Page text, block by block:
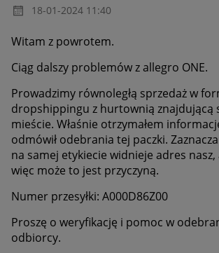
‎18-01-2024 11:40
Witam z powrotem.
Ciąg dalszy problemów z allegro ONE.
Prowadzimy równoległą sprzedaż w
dropshippingu z hurtownią znajdującą
mieście. Właśnie otrzymałem
odmówił odebrania tej paczki.
na samej etykiecie widnieje adres
więc może to jest przyczyną.
Numer przesyłki: A000D86Z00
Proszę o weryfikację i pomoc w
odbiorcy.